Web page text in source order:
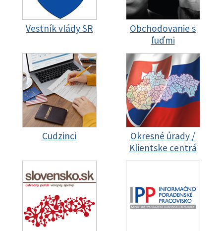
Vestník vlády SR
Obchodovanie s
ľuďmi
Cudzinci
Okresné úrady /
Klientske centrá